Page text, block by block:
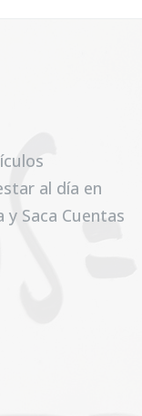
al día en
y Saca Cuentas